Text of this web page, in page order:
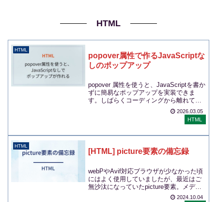
HTML
HTML
popover属性で作るJavaScriptな
しのポップアップ
popover 属性を使うと、JavaScriptを書か
ずに簡易なポップアップを実装できま
す。しばらくコーディングから離れてい
ましたが、HTMLもどんどん進化し...
2026.03.05
HTML
HTML
[HTML] picture要素の備忘録
webPやAvif対応ブラウザが少なかった頃
にはよく使用していましたが、最近はご
無沙汰になっていたpicture要素。メディ
アクエリやファイル形式の違いなど、
2024.10.04